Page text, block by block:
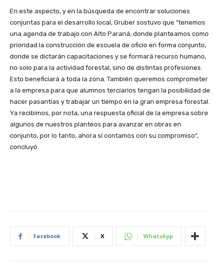
En este aspecto, y en la búsqueda de encontrar soluciones
conjuntas para el desarrollo local, Gruber sostuvo que “tenemos
una agenda de trabajo con Alto Paraná, donde planteamos como
prioridad la construcción de escuela de oficio en forma conjunto,
donde se dictarán capacitaciones y se formará recurso humano,
no solo para la actividad forestal, sino de distintas profesiones.
Esto beneficiará a toda la zona. También queremos comprometer
a la empresa para que alumnos terciarios tengan la posibilidad de
hacer pasantías y trabajar un tiempo en la gran empresa forestal.
Ya recibimos, por nota, una respuesta oficial de la empresa sobre
algunos de nuestros planteos para avanzar en obras en
conjunto, por lo tanto, ahora sí contamos con su compromiso”,
concluyó.
Facebook X WhatsApp